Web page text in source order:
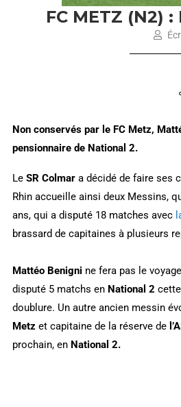
FC METZ (N2)
Non conservés par le FC Metz,
pensionnaire de National 2.
Le SR Colmar a décidé de faire ses
Rhin accueille ainsi deux Messins,
ans, qui a disputé 18 matches avec
brassard de capitaines à plusieurs
Mattéo Benigni ne fera pas le
disputé 5 matchs en National 2
doublure. Un autre ancien messin
Metz et capitaine de la réserve de
prochain, en National 2.